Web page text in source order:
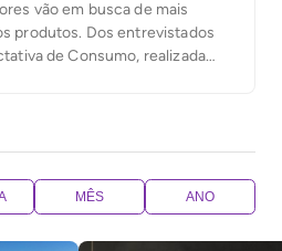
vão em busca de mais
produtos. Dos entrevistados
de Consumo, realizada
são decisivos no […]
MÊS ANO